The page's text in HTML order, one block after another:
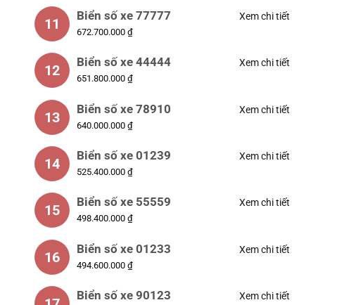
11 Biển số xe 77777
672.700.000 ₫
Xem chi tiết
12 Biển số xe 44444
651.800.000 ₫
Xem chi tiết
13 Biển số xe 78910
640.000.000 ₫
Xem chi tiết
14 Biển số xe 01239
525.400.000 ₫
Xem chi tiết
15 Biển số xe 55559
498.400.000 ₫
Xem chi tiết
16 Biển số xe 01233
494.600.000 ₫
Xem chi tiết
Biển số xe 90123 Xem chi tiết